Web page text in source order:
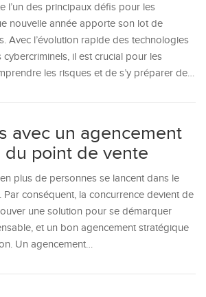
l’un des principaux défis pour les
nouvelle année apporte son lot de
Avec l’évolution rapide des technologies
il est crucial pour les
les risques et de s’y préparer de…
avec un agencement
point de vente
plus de personnes se lancent dans le
Par conséquent, la concurrence devient de
une solution pour se démarquer
et un bon agencement stratégique
Un agencement…